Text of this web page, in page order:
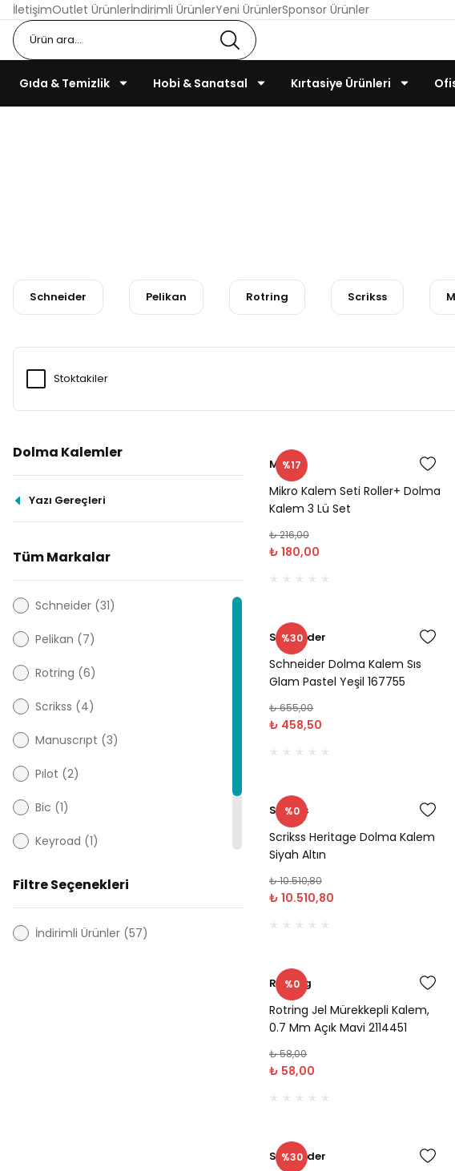
İletişimOutlet Ürünlerİndirimli ÜrünlerYeni ÜrünlerSponsor Ürünler
Gıda & Temizlik Hobi & Sanatsal Kırtasiye Ürünleri
Schneider Pelikan Rotring Scrikss
Stoktakiler
Dolma Kalemler
Yazı Gereçleri
Tüm Markalar
Schneider (31)
Pelikan (7)
Rotring (6)
Scrikss (4)
Manuscrıpt (3)
Pılot (2)
Bic (1)
Keyroad (1)
Mikro (1)
Filtre Seçenekleri
İndirimli Ürünler (57)
%17
Mikro
Mikro Kalem Seti Roller+ Dolma
Kalem 3 Lü Set
₺ 216,00
₺ 180,00
%30
Schneider
Schneider Dolma Kalem Sıs
Glam Pastel Yeşil 167755
₺ 655,00
₺ 458,50
%0
Scrikss
Scrikss Heritage Dolma Kalem
Siyah Altın
₺ 10.510,80
₺ 10.510,80
%0
Rotring
Rotring Jel Mürekkepli Kalem,
0.7 Mm Açık Mavi 2114451
₺ 58,00
₺ 58,00
%30
Schneider